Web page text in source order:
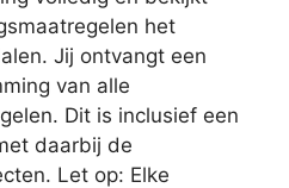
het
Jij ontvangt een
van alle
Dit is inclusief een
daarbij de
Let op: Elke